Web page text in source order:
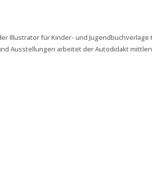
Illustrator für Kinder- und
Ausstellungen arbeitet der Autodidakt